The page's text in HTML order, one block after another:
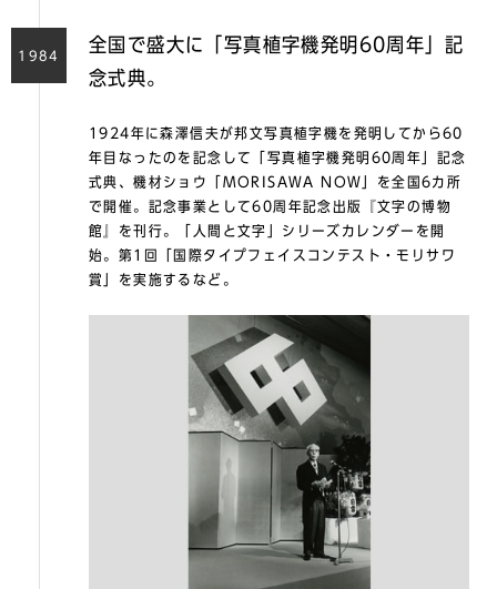
1984
全国で盛大に「写真植字機発明60周年」記
念式典。
1924年に森澤信夫が邦文写真植字機を発明してから60
年目なったのを記念して「写真植字機発明60周年」記念
式典、機材ショウ「MORISAWA NOW」を全国6カ所
で開催。記念事業として60周年記念出版『文字の博物
館』を刊行。「人間と文字」シリーズカレンダーを開
始。第1回「国際タイプフェイスコンテスト・モリサワ
賞」を実施するなど。